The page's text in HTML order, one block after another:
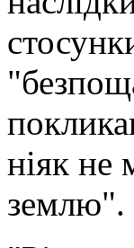
ніяк не
землю".